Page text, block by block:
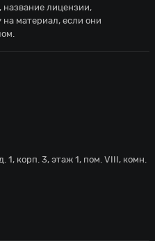
название лицензии,
на материал, если они
1, корп. 3, этаж 1, пом. VIII, комн.